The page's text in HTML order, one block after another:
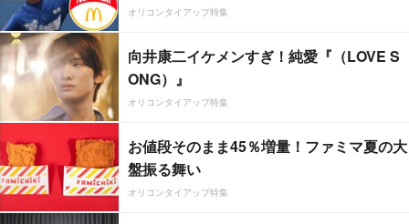
オリコンタイアップ特集
向井康二イケメンすぎ！純愛『（LOVE S
ONG）』
オリコンタイアップ特集
お値段そのまま45％増量！ファミマ夏の大
盤振る舞い
オリコンタイアップ特集